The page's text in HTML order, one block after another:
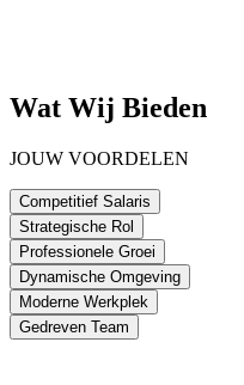
Wat Wij Bieden
JOUW VOORDELEN
Competitief Salaris
Strategische Rol
Professionele Groei
Dynamische Omgeving
Moderne Werkplek
Gedreven Team